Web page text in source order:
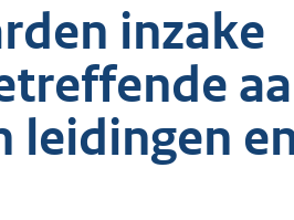
inzake
leidingen